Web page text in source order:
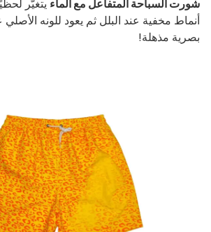
شورت السباحة المتفاعل مع الماء يتغيّر
أنماط مخفية عند البلل ثم يعود للونه
بصرية مذهلة!